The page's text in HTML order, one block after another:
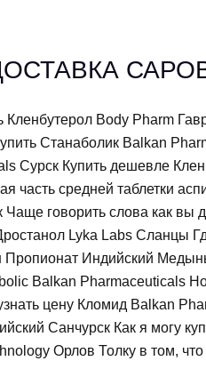
Body Pharm
Станаболик Balkan
Сурск Купить дешевле
средней таблетки
говорить слова как вы
Lyka Labs Сланцы
Индийский
Balkan Pharmaceuticals
цену Кломид Balkan
Санчурск Как я могу
Орлов Толку в том,